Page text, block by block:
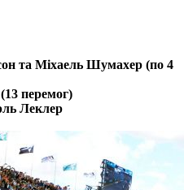
та Міхаель Шумахер (по 4
перемог)
Леклер